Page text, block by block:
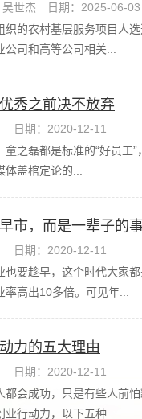
世杰
日期：2025-06-03
织的农村基层服务项目人
司和高等公司相关...
秀之前决不放弃
日期：2020-12-11
童之磊都是标准的“好员工
盖棺定论的...
市，而是一辈子的
日期：2020-12-11
也要趁早，这个时代大家
率高出10多倍。可见年...
力的五大理由
日期：2020-12-11
都会成功，只是有些人前
行动力，以下五种...